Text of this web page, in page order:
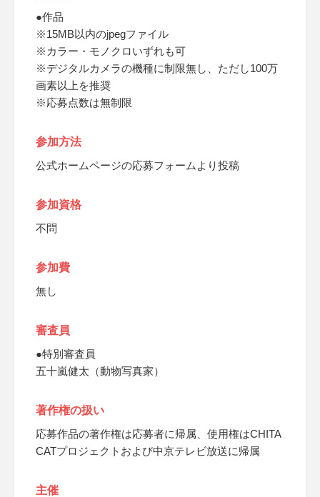
●作品
※15MB以内のjpegファイル
※カラー・モノクロいずれも可
※デジタルカメラの機種に制限無し、ただし100万
画素以上を推奨
※応募点数は無制限
参加方法
公式ホームページの応募フォームより投稿
参加資格
不問
参加費
無し
審査員
●特別審査員
五十嵐健太（動物写真家）
著作権の扱い
応募作品の著作権は応募者に帰属、使用権はCHITA
CATプロジェクトおよび中京テレビ放送に帰属
主催